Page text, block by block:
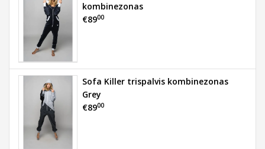
kombinezonas
€8900
Sofa Killer trispalvis kombinezonas
Grey
€8900